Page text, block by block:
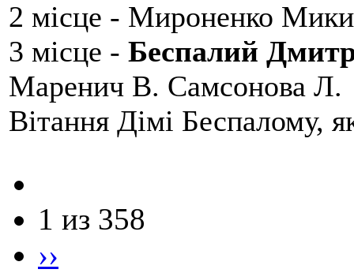
2 місце - Мироненко
3 місце - Беспалий
Маренич В. Самсонова Л.
Вітання Дімі Беспалому,
1 из 358
››